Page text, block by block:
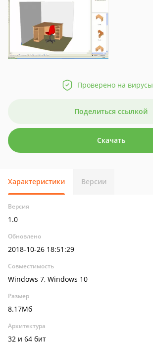
Проверено на вирусы
Поделиться ссылкой
Скачать
Характеристики Версии
Версия
1.0
Обновлено
2018-10-26 18:51:29
Совместимость
Windows 7, Windows 10
Размер
8.17Мб
Архитектура
32 и 64 бит